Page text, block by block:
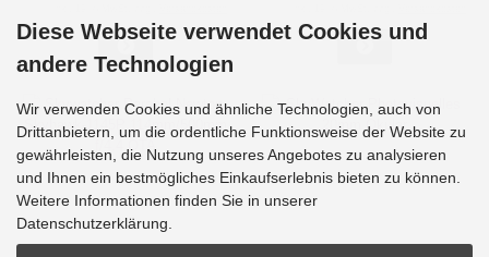
Diese Webseite verwendet Cookies und
andere Technologien
Wir verwenden Cookies und ähnliche Technologien, auch von
Drittanbietern, um die ordentliche Funktionsweise der Website zu
gewährleisten, die Nutzung unseres Angebotes zu analysieren
und Ihnen ein bestmögliches Einkaufserlebnis bieten zu können.
Weitere Informationen finden Sie in unserer
Datenschutzerklärung.